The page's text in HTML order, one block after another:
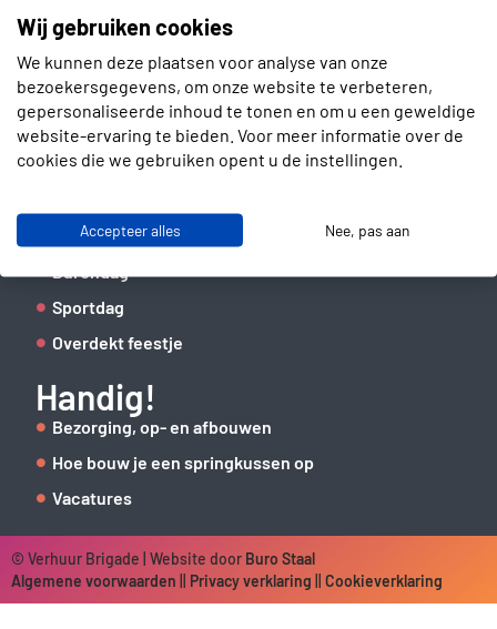
Contact
Slotenmakerstraat 30
2672 GD Naaldwijk
info@verhuurbrigade.nl
06 41 62 51 40
Organiseer een
Kinderfeestje thuis
Burendag
Sportdag
Overdekt feestje
Handig!
Bezorging, op- en afbouwen
Hoe bouw je een springkussen op
Vacatures
© Verhuur Brigade | Website door Buro Staal
Algemene voorwaarden
Privacy verklaring Cookieverklaring
Wij gebruiken cookies
We kunnen deze plaatsen voor analyse van onze
bezoekersgegevens, om onze website te verbeteren,
gepersonaliseerde inhoud te tonen en om u een geweldige
website-ervaring te bieden. Voor meer informatie over de
cookies die we gebruiken opent u de instellingen.
Accepteer alles Nee, pas aan